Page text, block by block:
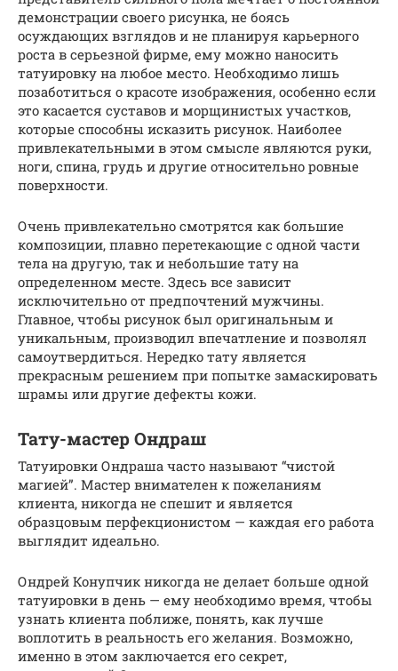
демонстрации своего рисунка, не боясь
осуждающих взглядов и не планируя карьерного
роста в серьезной фирме, ему можно наносить
татуировку на любое место. Необходимо лишь
позаботиться о красоте изображения, особенно если
это касается суставов и морщинистых участков,
которые способны исказить рисунок. Наиболее
привлекательными в этом смысле являются руки,
ноги, спина, грудь и другие относительно ровные
поверхности.
Очень привлекательно смотрятся как большие
композиции, плавно перетекающие с одной части
тела на другую, так и небольшие тату на
определенном месте. Здесь все зависит
исключительно от предпочтений мужчины.
Главное, чтобы рисунок был оригинальным и
уникальным, производил впечатление и позволял
самоутвердиться. Нередко тату является
прекрасным решением при попытке замаскировать
шрамы или другие дефекты кожи.
Тату-мастер Ондраш
Татуировки Ондраша часто называют “чистой
магией”. Мастер внимателен к пожеланиям
клиента, никогда не спешит и является
образцовым перфекционистом — каждая его работа
выглядит идеально.
Ондрей Конупчик никогда не делает больше одной
татуировки в день — ему необходимо время, чтобы
узнать клиента поближе, понять, как лучше
воплотить в реальность его желания. Возможно,
именно в этом заключается его секрет,